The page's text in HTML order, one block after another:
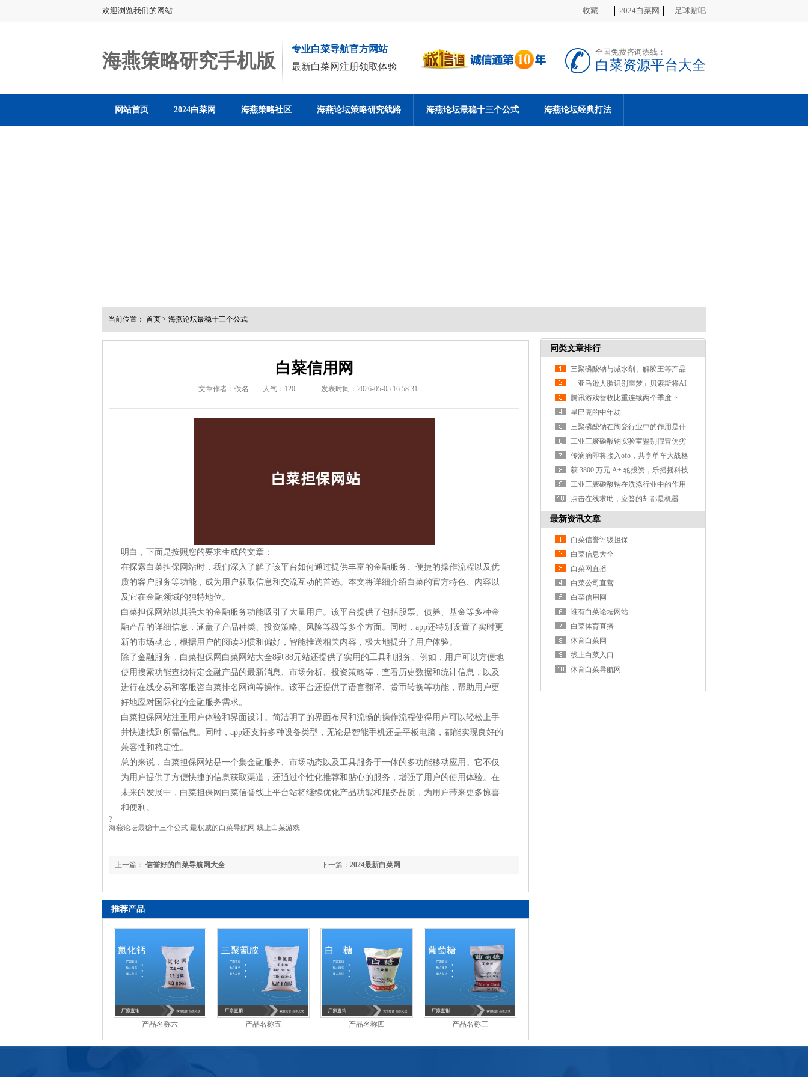
欢迎浏览我们的网站 收藏 2024白菜网 足球贴吧
海燕策略研究手机版
专业白菜导航官方网站
最新白菜网注册领取体验
全国免费咨询热线：
白菜资源平台大全
网站首页 2024白菜网 海燕策略社区 海燕论坛策略研究线路 海燕论坛最稳十三个公式 海燕论坛经典打法
当前位置： 首页 > 海燕论坛最稳十三个公式
白菜信用网
文章作者：佚名 人气： 120 发表时间：2026-05-05 16:58:31
明白，下面是按照您的要求生成的文章：
在探索白菜担保网站时，我们深入了解了该平台如何通过提供丰富的金融服务、便捷的操作流程以及优
质的客户服务等功能，成为用户获取信息和交流互动的首选。本文将详细介绍白菜的官方特色、内容以
及它在金融领域的独特地位。
白菜担保网站以其强大的金融服务功能吸引了大量用户。该平台提供了包括股票、债券、基金等多种金
融产品的详细信息，涵盖了产品种类、投资策略、风险等级等多个方面。同时，app还特别设置了实时更
新的市场动态，根据用户的阅读习惯和偏好，智能推送相关内容，极大地提升了用户体验。
除了金融服务，白菜担保网白菜网站大全8到88元站还提供了实用的工具和服务。例如，用户可以方便地
使用搜索功能查找特定金融产品的最新消息、市场分析、投资策略等，查看历史数据和统计信息，以及
进行在线交易和客服咨白菜排名网询等操作。该平台还提供了语言翻译、货币转换等功能，帮助用户更
好地应对国际化的金融服务需求。
白菜担保网站注重用户体验和界面设计。简洁明了的界面布局和流畅的操作流程使得用户可以轻松上手
并快速找到所需信息。同时，app还支持多种设备类型，无论是智能手机还是平板电脑，都能实现良好的
兼容性和稳定性。
总的来说，白菜担保网站是一个集金融服务、市场动态以及工具服务于一体的多功能移动应用。它不仅
为用户提供了方便快捷的信息获取渠道，还通过个性化推荐和贴心的服务，增强了用户的使用体验。在
未来的发展中，白菜担保网白菜信誉线上平台站将继续优化产品功能和服务品质，为用户带来更多惊喜
和便利。
?
海燕论坛最稳十三个公式 最权威的白菜导航网 线上白菜游戏
下一篇： 2024最新白菜网
上一篇： 信誉好的白菜导航网大全
推荐产品
产品名称六 产品名称五 产品名称四 产品名称三
同类文章排行
三聚磷酸钠与减水剂、解胶王等产品
的区别？
「亚马逊人脸识别噩梦」贝索斯将AI
武器化遭大规模抗议
腾讯游戏营收比重连续两个季度下
降，支付、云计算等业务营收涨3
星巴克的中年劫
三聚磷酸钠在陶瓷行业中的作用是什
么？
工业三聚磷酸钠实验室鉴别假冒伪劣
产品的方法？
传滴滴即将接入ofo，共享单车大战格
局或生变
获 3800 万元 A+ 轮投资，乐摇摇科技
利用抓娃娃机做线
工业三聚磷酸钠在洗涤行业中的作用
是什么？
点击在线求助，应答的却都是机器
人，这样真的好吗？
最新资讯文章
白菜信誉评级担保
白菜信息大全
白菜网直播
白菜公司直营
白菜信用网
谁有白菜论坛网站
白菜体育直播
体育白菜网
线上白菜入口
体育白菜导航网